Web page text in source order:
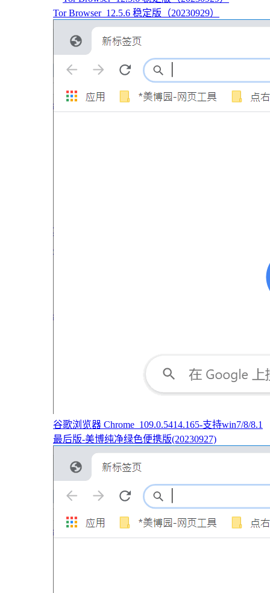
Tor Browser_12.5.6 稳定版（20230929）
谷歌浏览器 Chrome_109.0.5414.165-支持win7/8/8.1
最后版-美博纯净绿色便携版(20230927)